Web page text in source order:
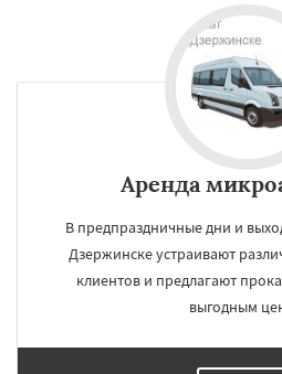
Аренда
В предпраздничные дни и
Дзержинске устраивают
клиентов и предлагают
выгодным